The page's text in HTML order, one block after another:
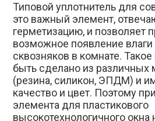
Типовой уплотнитель для
это важный элемент,
герметизацию, и позволяет
возможное появление
сквозняков в комнате.
быть сделано из различных
(резина, силикон, ЭПДМ) и
качество и цвет. Поэтому
элемента для пластикового
высокотехнологичного окна